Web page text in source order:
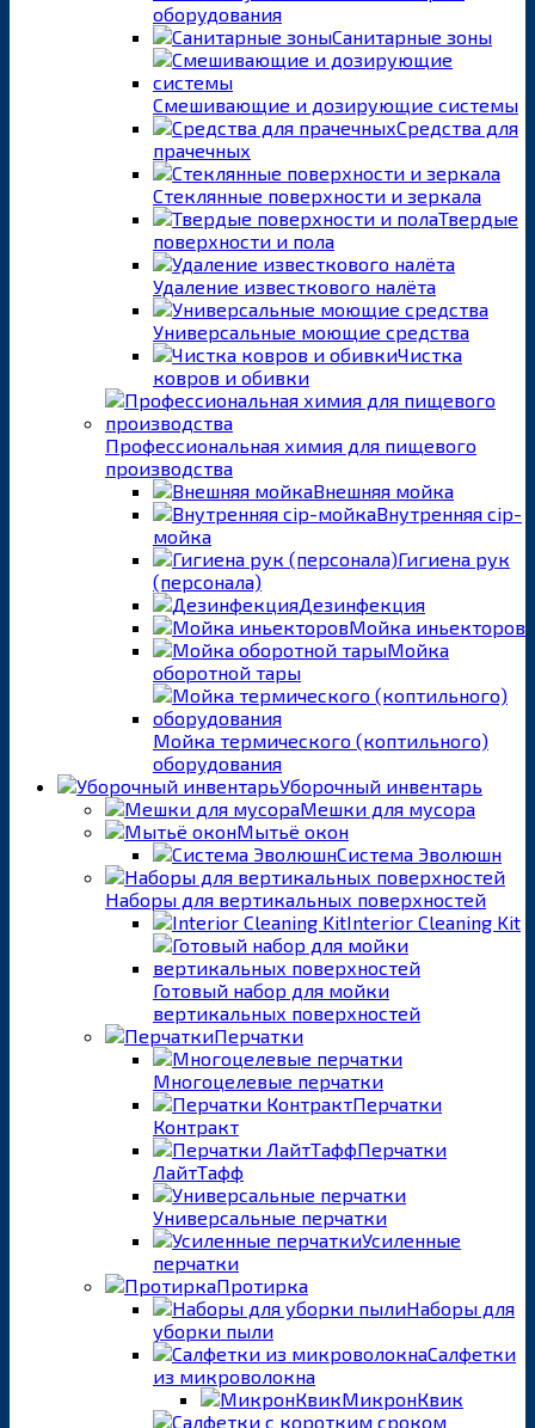
оборудования
Санитарные зоны
Смешивающие и дозирующие системы
Средства для
прачечных
Стеклянные поверхности и зеркала
Твердые
поверхности и пола
Удаление известкового налёта
Универсальные моющие средства
Чистка
ковров и обивки
Профессиональная химия для пищевого
производства
Внешняя мойка
Внутренняя cip-
мойка
Гигиена рук
(персонала)
Дезинфекция
Мойка иньекторов
Мойка
оборотной тары
Мойка термического (коптильного)
оборудования
Уборочный инвентарь
Мешки для мусора
Мытьё окон
Система Эволюшн
Наборы для вертикальных поверхностей
Interior Cleaning Kit
Готовый набор для мойки
вертикальных поверхностей
Перчатки
Многоцелевые перчатки
Перчатки
Контракт
Перчатки
ЛайтТафф
Универсальные перчатки
Усиленные
перчатки
Протирка
Наборы для
уборки пыли
Салфетки
из микроволокна
МикронКвик